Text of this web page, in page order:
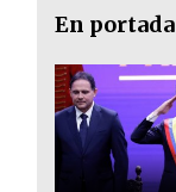
En portada